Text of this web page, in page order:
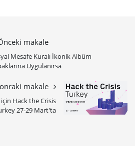
makale
Mesafe Kuralı İkonik Albüm
Uygulanırsa
makale
için Hack the Crisis
27-29 Mart'ta